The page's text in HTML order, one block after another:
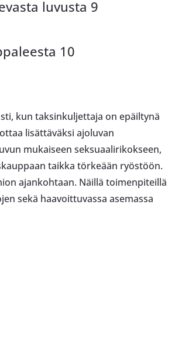
luvusta 9
10
kun taksinkuljettaja on epäiltynä
lisättäväksi ajoluvan
mukaiseen seksuaalirikokseen,
taikka törkeään ryöstöön.
ajankohtaan. Näillä toimenpiteillä
sekä haavoittuvassa asemassa